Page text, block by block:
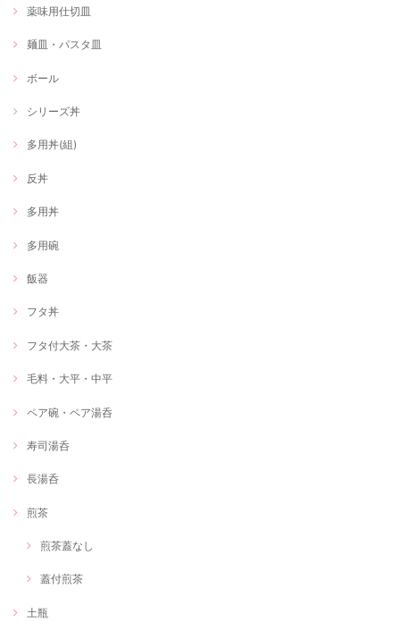
薬味用仕切皿
麺皿・パスタ皿
ボール
シリーズ丼
多用丼(組)
反丼
多用丼
多用碗
飯器
フタ丼
フタ付大茶・大茶
毛料・大平・中平
ペア碗・ペア湯呑
寿司湯呑
長湯呑
煎茶
煎茶蓋なし
蓋付煎茶
土瓶